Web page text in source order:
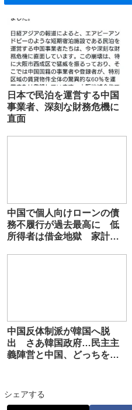
日本で民泊を運営する中国
事業者、深刻な財務危機に
直面
中国で個人向けローンの債
務不履行が過去最高に 低
所得者は借金地獄 家計の
中国反体制派が韓国へ脱
出 さあ韓国政府…民主主
義陣営と中国、どっちをと
シェアする